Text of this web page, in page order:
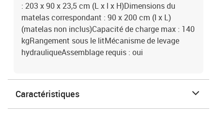
: 203 x 90 x 23,5 cm (L x l x H)Dimensions du
matelas correspondant : 90 x 200 cm (l x L)
(matelas non inclus)Capacité de charge max : 140
kgRangement sous le litMécanisme de levage
hydrauliqueAssemblage requis : oui
Caractéristiques